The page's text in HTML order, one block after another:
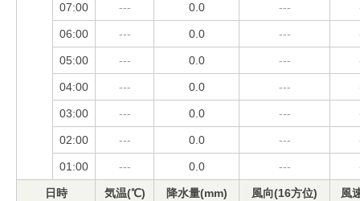
07:00 --- 0.0 ---
06:00 --- 0.0 ---
05:00 --- 0.0 ---
04:00 --- 0.0 ---
03:00 --- 0.0 ---
02:00 --- 0.0 ---
01:00 --- 0.0 ---
日時 気温(℃) 降水量(mm) 風向(16方位) 風